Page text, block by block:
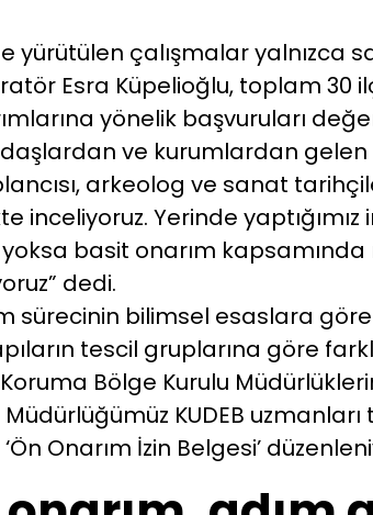
yürütülen çalışmalar yalnızca
Esra Küpelioğlu, toplam 30
yönelik başvuruları
ve kurumlardan gelen
arkeolog ve sanat
inceliyoruz. Yerinde
yoksa basit onarım kapsamında
dedi.
sürecinin bilimsel esaslara
tescil gruplarına göre
Bölge Kurulu
KUDEB
Onarım İzin Belgesi’